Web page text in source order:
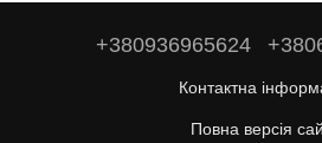
+380936965624
Контактна
Повна версія